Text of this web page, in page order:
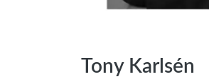
Tony Karlsén